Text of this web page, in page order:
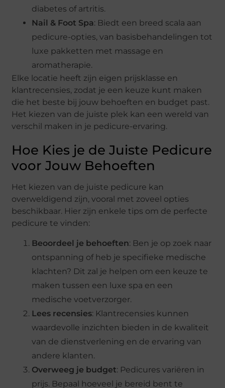
diabetes of artritis.
Nail & Foot Spa: Biedt een breed scala aan
pedicure-opties, van basisbehandelingen tot
luxe pakketten met massage en
aromatherapie.
Elke locatie heeft zijn eigen prijsklasse en
klantrecensies, zodat je een keuze kunt maken
die het beste bij jouw behoeften en budget past.
Het kiezen van de juiste plek kan een wereld van
verschil maken in je pedicure-ervaring.
Hoe Kies je de Juiste Pedicure
voor Jouw Behoeften
Het kiezen van de juiste pedicure kan
overweldigend zijn, vooral met zoveel opties
beschikbaar. Hier zijn enkele tips om de perfecte
pedicure te vinden:
Beoordeel je behoeften: Ben je op zoek naar
ontspanning of heb je specifieke medische
klachten? Dit zal je helpen om een keuze te
maken tussen een luxe spa en een
medische voetverzorger.
Lees recensies: Klantrecensies kunnen
waardevolle inzichten bieden in de kwaliteit
van de dienstverlening en de ervaring van
andere klanten.
Overweeg je budget: Pedicures variëren in
prijs. Bepaal hoeveel je bereid bent te